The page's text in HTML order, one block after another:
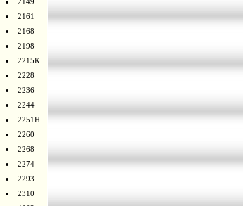
2161
2168
2198
2215K
2228
2236
2244
2251H
2260
2268
2274
2293
2310